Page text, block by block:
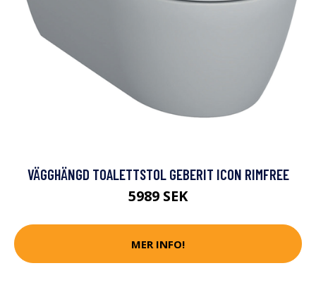
VÄGGHÄNGD TOALETTSTOL GEBERIT ICON RIMFREE
5989 SEK
MER INFO!